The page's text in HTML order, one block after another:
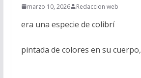
marzo 10, 2026 Redaccion web
era una especie de colibrí
pintada de colores en su cuerpo,